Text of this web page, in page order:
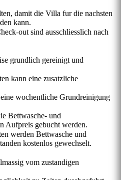
damit die Villa fur die nachsten
kann.
out sind ausschliesslich nach
grundlich gereinigt und
kann eine zusatzliche
wochentliche Grundreinigung
Bettwasche- und
Aufpreis gebucht werden.
werden Bettwasche und
kostenlos gewechselt.
vom zustandigen